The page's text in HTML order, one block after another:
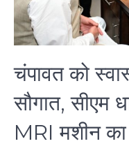
चंपावत को
सौगात, सीएम
MRI मशीन का